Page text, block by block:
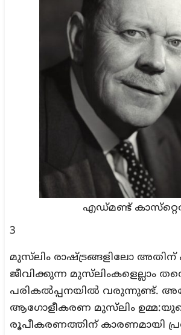
എഡ്മണ്ട്
3
മുസ്‌ലിം രാഷ്ട്രങ്ങളിലോ
ജീവിക്കുന്ന മുസ്‌ലിംകളെല്ലാം
പരികല്‍പ്പനയില്‍ വരുന്നുണ്ട്.
ആഗോളീകരണ മുസ്‌ലിം
രൂപീകരണത്തിന് കാരണമായി